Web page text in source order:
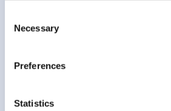
Selection
Necessary
Preferences
Statistics